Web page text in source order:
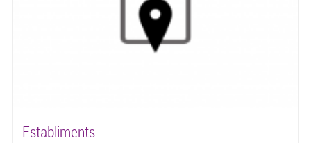
Establiments